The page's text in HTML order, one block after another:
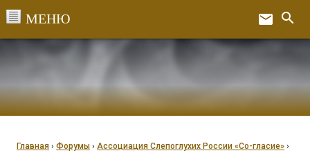
email search
Главная › Форумы › Ассоциация Слепоглухих России «Со-гласие» ›